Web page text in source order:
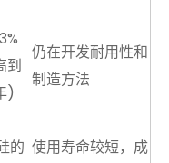
到
)
仍在开发耐用性和
制造方法
的 使用寿命较短，成